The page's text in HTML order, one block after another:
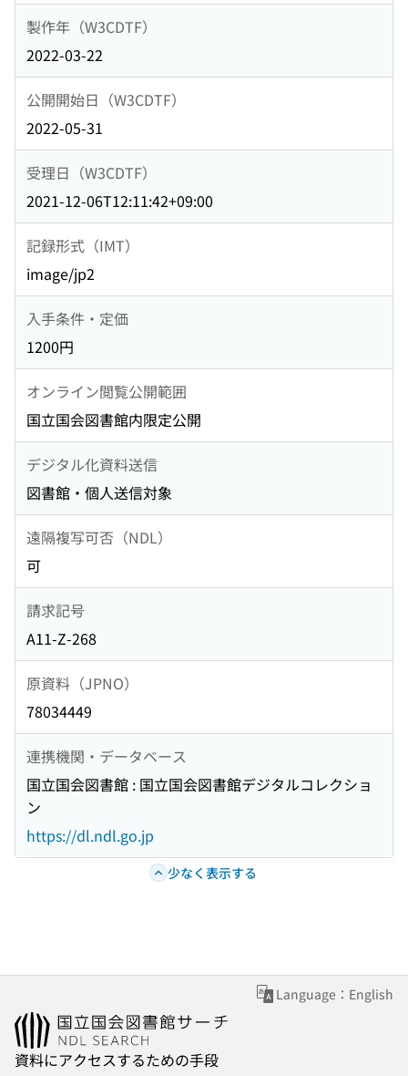
製作年（W3CDTF）
2022-03-22
公開開始日（W3CDTF）
2022-05-31
受理日（W3CDTF）
2021-12-06T12:11:42+09:00
記録形式（IMT）
image/jp2
入手条件・定価
1200円
オンライン閲覧公開範囲
国立国会図書館内限定公開
デジタル化資料送信
図書館・個人送信対象
遠隔複写可否（NDL）
可
請求記号
A11-Z-268
原資料（JPNO）
78034449
連携機関・データベース
国立国会図書館 : 国立国会図書館デジタルコレクショ
ン
https://dl.ndl.go.jp
少なく表示する
Language：English
資料にアクセスするための手段